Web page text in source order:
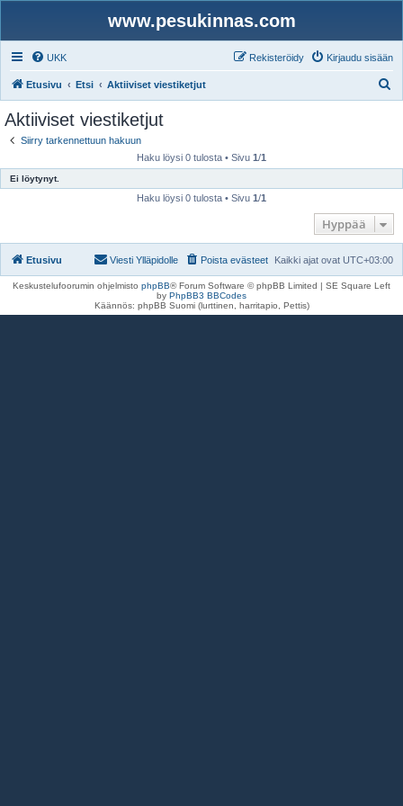
www.pesukinnas.com
UKK Kirjaudu sisään
Rekisteröidy
Etusivu Etsi Aktiiviset viestiketjut
Aktiiviset viestiketjut
Siirry tarkennettuun hakuun
Haku löysi 0 tulosta • Sivu 1/1
Ei löytynyt.
Haku löysi 0 tulosta • Sivu 1/1
Hyppää
Etusivu Kaikki ajat ovat UTC+03:00
Poista evästeet
Viesti Ylläpidolle
Keskustelufoorumin ohjelmisto phpBB® Forum Software © phpBB Limited | SE Square Left
by PhpBB3 BBCodes
Käännös: phpBB Suomi (lurttinen, harritapio, Pettis)